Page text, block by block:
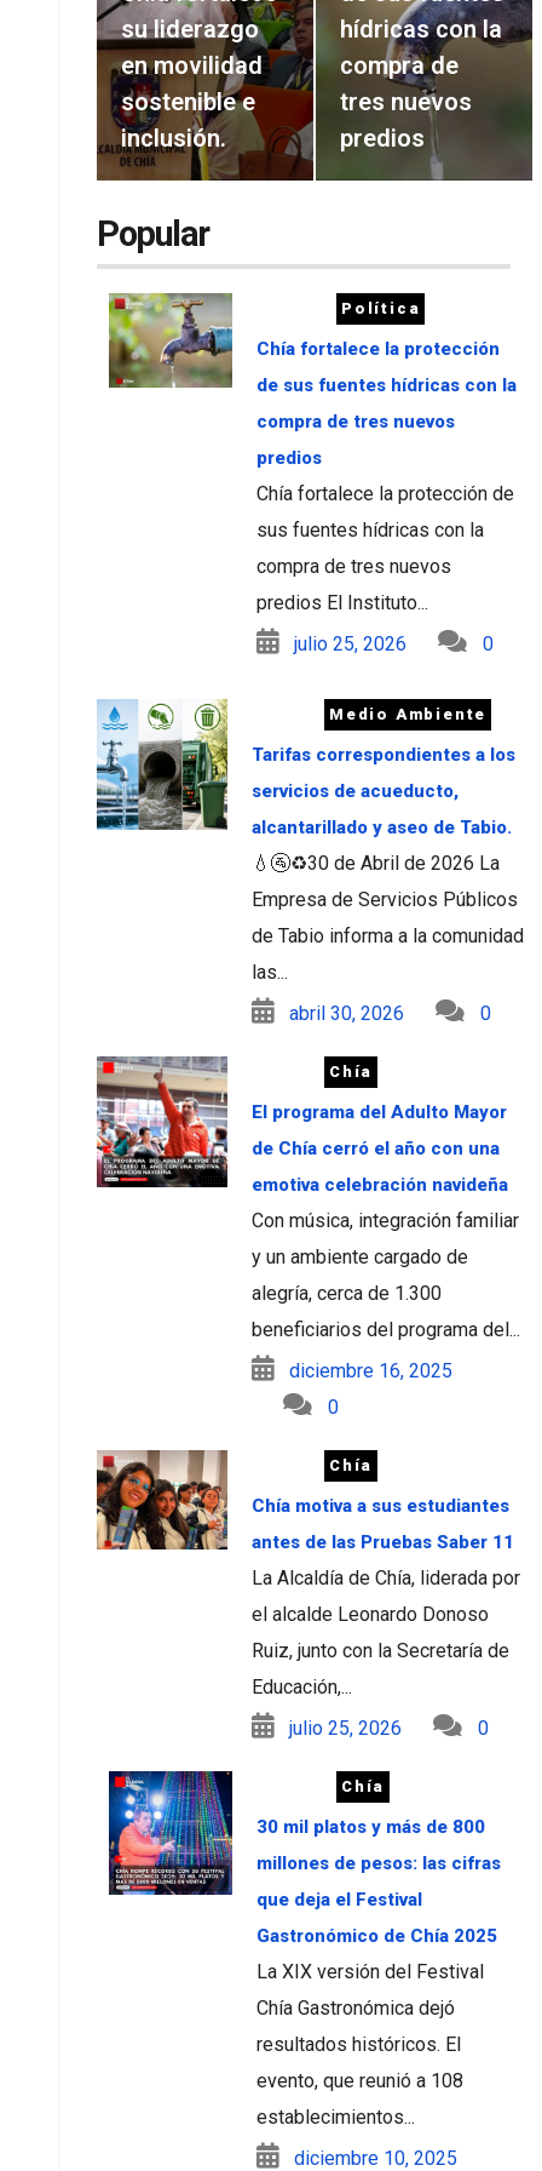
su liderazgo
en movilidad
sostenible e
inclusión.
hídricas con la
compra de
tres nuevos
predios
Popular
Política
Chía fortalece la protección
de sus fuentes hídricas con la
compra de tres nuevos
predios
Chía fortalece la protección de
sus fuentes hídricas con la
compra de tres nuevos
predios El Instituto...
julio 25, 2026
0
Medio Ambiente
Tarifas correspondientes a los
servicios de acueducto,
alcantarillado y aseo de Tabio.
💧🚰♻️30 de Abril de 2026 La
Empresa de Servicios Públicos
de Tabio informa a la comunidad
las...
abril 30, 2026
0
Chía
El programa del Adulto Mayor
de Chía cerró el año con una
emotiva celebración navideña
Con música, integración familiar
y un ambiente cargado de
alegría, cerca de 1.300
beneficiarios del programa del...
diciembre 16, 2025
0
Chía
Chía motiva a sus estudiantes
antes de las Pruebas Saber 11
La Alcaldía de Chía, liderada por
el alcalde Leonardo Donoso
Ruiz, junto con la Secretaría de
Educación,...
julio 25, 2026
0
Chía
30 mil platos y más de 800
millones de pesos: las cifras
que deja el Festival
Gastronómico de Chía 2025
La XIX versión del Festival
Chía Gastronómica dejó
resultados históricos. El
evento, que reunió a 108
establecimientos...
diciembre 10, 2025